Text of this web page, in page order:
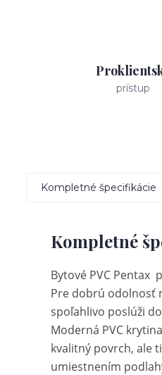
prístup
Kompletné špecifikácie
Kompletné
Bytové PVC Pentax
Pre dobrú odolnosť
spoľahlivo poslúži
Moderná PVC
kvalitný povrch, ale
umiestnením